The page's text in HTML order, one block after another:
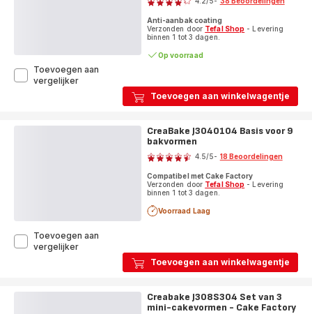
Toevoegen aan winkelwagentje
Anti-aanbak coating
Verzonden door Tefal Shop - Levering
binnen 1 tot 3 dagen.
Op voorraad
Toevoegen aan
vergelijkerCreabake
3
Toevoegen aan winkelwagentje
CreaBake J3040104 Basis voor 9
bakvormen
Beoordeling
4.5/5- 18 Beoordelingen
Compatibel met Cake Factory
Verzonden door Tefal Shop - Levering
binnen 1 tot 3 dagen.
Voorraad Laag
Toevoegen aan
vergelijkerCreaBake
9
Creabake J308S304 Set van 3
mini-cakevormen - Cake Factory
Beoordeling